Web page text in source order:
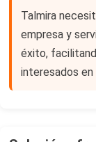
Talmira
empresa y
éxito,
interesados en